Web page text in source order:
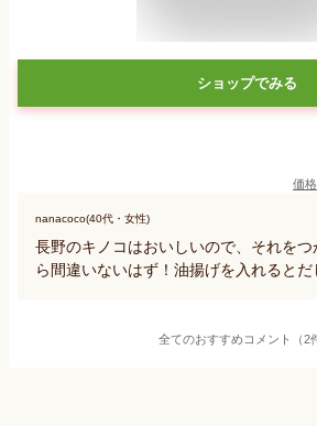
ショップでみる
価
nanacoco(40代・女性)
長野のキノコはおいしいので、それを
ら間違いないはず！油揚げを入れるとだ
全てのおすすめコメント（2